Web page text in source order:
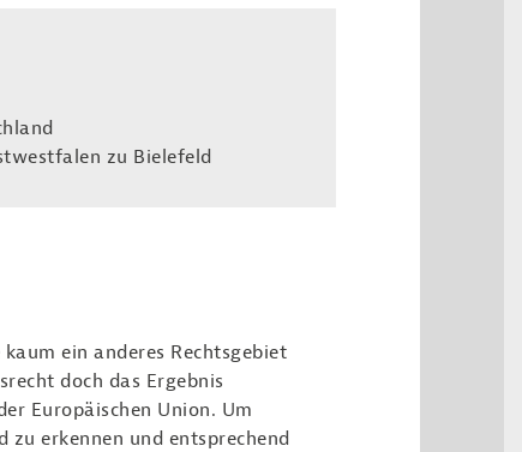
zu Bielefeld
ein anderes Rechtsgebiet
doch das Ergebnis
Europäischen Union. Um
erkennen und entsprechend